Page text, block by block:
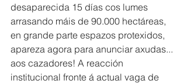
desaparecida 15 días cos lumes
arrasando máis de 90.000 hectáreas,
en grande parte espazos protexidos,
apareza agora para anunciar axudas...
aos cazadores! A reacción
institucional fronte á actual vaga de